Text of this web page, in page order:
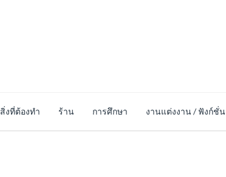
สิ่งที่ต้องทำ ร้าน การศึกษา งานแต่งงาน / ฟังก์ชั่น